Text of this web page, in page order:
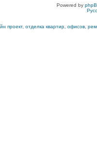
Powered by